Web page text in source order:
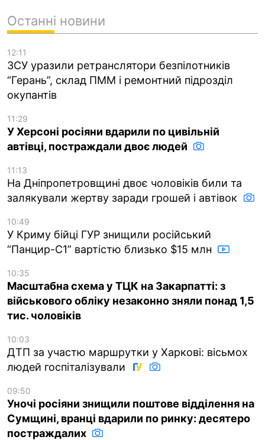
Останні новини
12:11
ЗСУ уразили ретранслятори безпілотників
“Герань”, склад ПММ і ремонтний підрозділ
окупантів
11:29
У Херсоні росіяни вдарили по цивільній
автівці, постраждали двоє людей
11:13
На Дніпропетровщині двоє чоловіків били та
залякували жертву заради грошей і автівок
10:49
У Криму бійці ГУР знищили російський
“Панцир-С1” вартістю близько $15 млн
10:35
Масштабна схема у ТЦК на Закарпатті: з
військового обліку незаконно зняли понад 1,5
тис. чоловіків
10:03
ДТП за участю маршрутки у Харкові: вісьмох
людей госпіталізували
09:50
Уночі росіяни знищили поштове відділення на
Сумщині, вранці вдарили по ринку: десятеро
постраждалих